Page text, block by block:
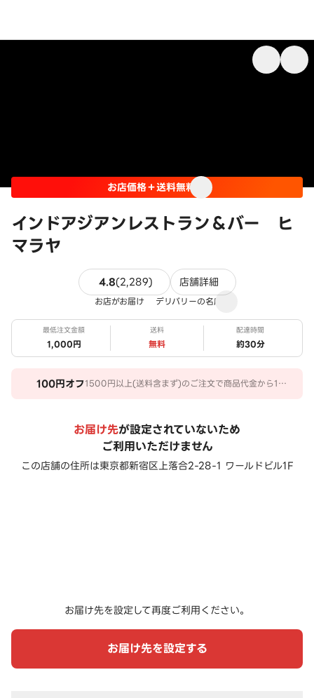
インドアジアンレストラン＆バー ヒ
マラヤ
お店価格＋送料無料
4.8(2,289)2289件のレビュー
店舗詳細
お店がお届け デリバリーの名店
最低注文金額
1,000円
送料
無料
配達時間
約30分
100円オフ1500円以上(送料含まず)のご注文で商品代金から100
お届け先が設定されていないため
ご利用いただけません
この店舗の住所は東京都新宿区上落合2-28-1 ワールドビル1F
お届け先を設定して再度ご利用ください。
お届け先を設定する